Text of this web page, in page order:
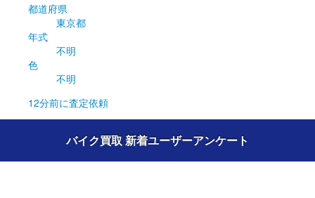
都道府県
東京都
年式
不明
色
不明
12分前に査定依頼
バイク買取 新着ユーザーアンケート